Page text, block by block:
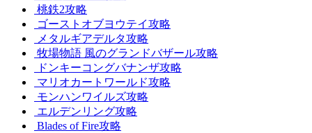
桃鉄2攻略
ゴーストオブヨウテイ攻略
メタルギアデルタ攻略
牧場物語 風のグランドバザール攻略
ドンキーコングバナンザ攻略
マリオカートワールド攻略
モンハンワイルズ攻略
エルデンリング攻略
Blades of Fire攻略